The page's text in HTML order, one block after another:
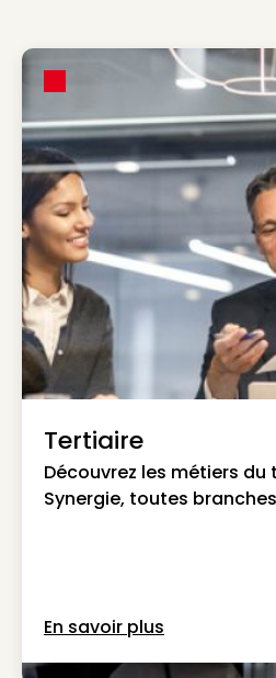
Tertiaire
Découvrez les métiers
Synergie, toutes
En savoir plus